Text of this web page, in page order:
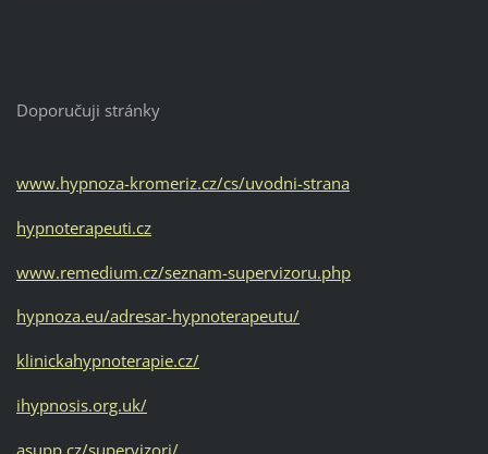
Doporučuji stránky
www.hypnoza-kromeriz.cz/cs/uvodni-strana
hypnoterapeuti.cz
www.remedium.cz/seznam-supervizoru.php
hypnoza.eu/adresar-hypnoterapeutu/
klinickahypnoterapie.cz/
ihypnosis.org.uk/